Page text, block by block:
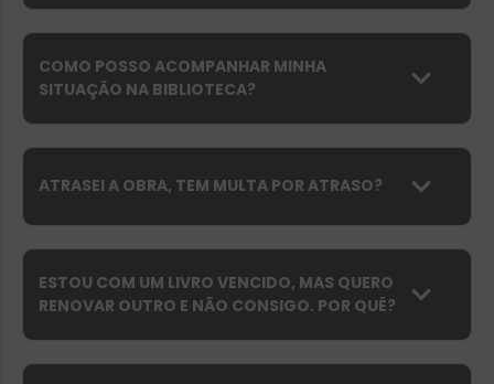
COMO POSSO ACOMPANHAR MINHA
SITUAÇÃO NA BIBLIOTECA?
ATRASEI A OBRA, TEM MULTA POR ATRASO?
ESTOU COM UM LIVRO VENCIDO, MAS QUERO
RENOVAR OUTRO E NÃO CONSIGO. POR QUÊ?